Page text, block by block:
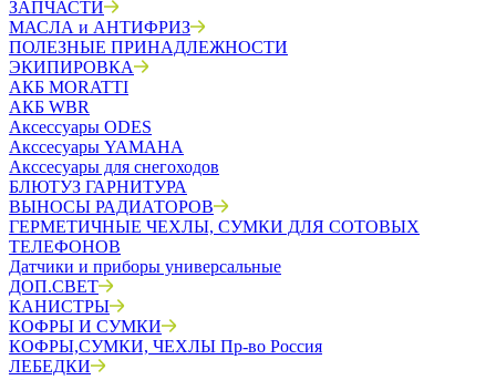
ЗАПЧАСТИ
МАСЛА и АНТИФРИЗ
ПОЛЕЗНЫЕ ПРИНАДЛЕЖНОСТИ
ЭКИПИРОВКА
АКБ MORATTI
АКБ WBR
Аксессуары ODES
Акссесуары YAMAHA
Акссесуары для снегоходов
БЛЮТУЗ ГАРНИТУРА
ВЫНОСЫ РАДИАТОРОВ
ГЕРМЕТИЧНЫЕ ЧЕХЛЫ, СУМКИ ДЛЯ СОТОВЫХ
ТЕЛЕФОНОВ
Датчики и приборы универсальные
ДОП.СВЕТ
КАНИСТРЫ
КОФРЫ И СУМКИ
КОФРЫ,СУМКИ, ЧЕХЛЫ Пр-во Россия
ЛЕБЕДКИ